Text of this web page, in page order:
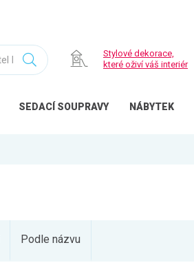
Stylové dekorace,
které oživí váš interiér
SEDACÍ SOUPRAVY NÁBYTEK
Podle názvu